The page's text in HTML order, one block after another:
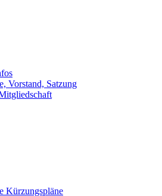
Vorstand, Satzung
Kürzungspläne